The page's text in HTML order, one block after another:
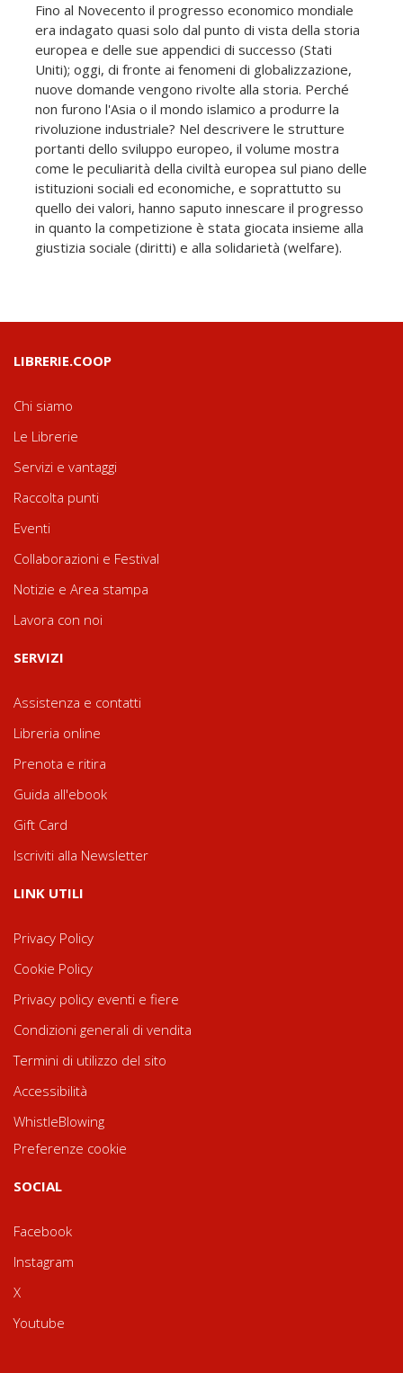
Fino al Novecento il progresso economico mondiale
era indagato quasi solo dal punto di vista della storia
europea e delle sue appendici di successo (Stati
Uniti); oggi, di fronte ai fenomeni di globalizzazione,
nuove domande vengono rivolte alla storia. Perché
non furono l'Asia o il mondo islamico a produrre la
rivoluzione industriale? Nel descrivere le strutture
portanti dello sviluppo europeo, il volume mostra
come le peculiarità della civiltà europea sul piano delle
istituzioni sociali ed economiche, e soprattutto su
quello dei valori, hanno saputo innescare il progresso
in quanto la competizione è stata giocata insieme alla
giustizia sociale (diritti) e alla solidarietà (welfare).
LIBRERIE.COOP
Chi siamo
Le Librerie
Servizi e vantaggi
Raccolta punti
Eventi
Collaborazioni e Festival
Notizie e Area stampa
Lavora con noi
SERVIZI
Assistenza e contatti
Libreria online
Prenota e ritira
Guida all'ebook
Gift Card
Iscriviti alla Newsletter
LINK UTILI
Privacy Policy
Cookie Policy
Privacy policy eventi e fiere
Condizioni generali di vendita
Termini di utilizzo del sito
Accessibilità
WhistleBlowing
Preferenze cookie
SOCIAL
Facebook
Instagram
X
Youtube